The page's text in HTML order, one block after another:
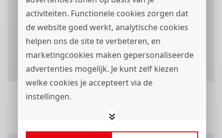
activiteiten. Functionele cookies zorgen dat
de website goed werkt, analytische cookies
helpen ons de site te verbeteren, en
marketingcookies maken gepersonaliseerde
advertenties mogelijk. Je kunt zelf kiezen
welke cookies je accepteert via de
instellingen.
wil berichten via
ontvangen.
Verstuur je sollicitatieformulier